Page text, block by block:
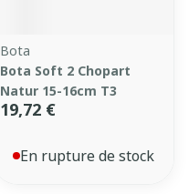
Bota
Bota Soft 2 Chopart
Natur 15-16cm T3
19,72 €
En rupture de stock